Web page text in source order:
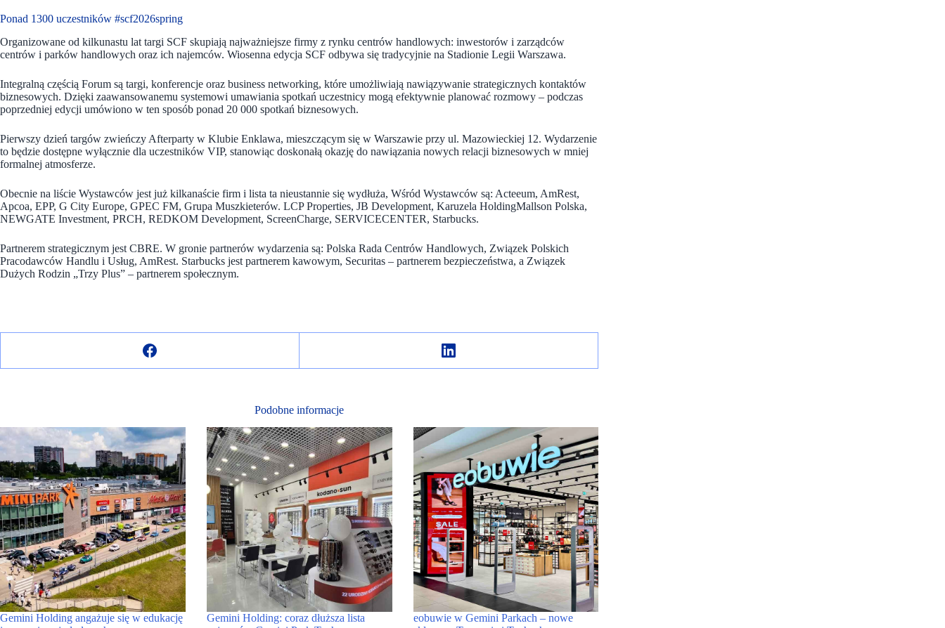
Ponad 1300 uczestników #scf2026spring
Organizowane od kilkunastu lat targi SCF skupiają najważniejsze firmy z rynku centrów handlowych: inwestorów i zarządców
centrów i parków handlowych oraz ich najemców. Wiosenna edycja SCF odbywa się tradycyjnie na Stadionie Legii Warszawa.
Integralną częścią Forum są targi, konferencje oraz business networking, które umożliwiają nawiązywanie strategicznych kontaktów
biznesowych. Dzięki zaawansowanemu systemowi umawiania spotkań uczestnicy mogą efektywnie planować rozmowy – podczas
poprzedniej edycji umówiono w ten sposób ponad 20 000 spotkań biznesowych.
Pierwszy dzień targów zwieńczy Afterparty w Klubie Enklawa, mieszczącym się w Warszawie przy ul. Mazowieckiej 12. Wydarzenie
to będzie dostępne wyłącznie dla uczestników VIP, stanowiąc doskonałą okazję do nawiązania nowych relacji biznesowych w mniej
formalnej atmosferze.
Obecnie na liście Wystawców jest już kilkanaście firm i lista ta nieustannie się wydłuża, Wśród Wystawców są: Acteeum, AmRest,
Apcoa, EPP, G City Europe, GPEC FM, Grupa Muszkieterów. LCP Properties, JB Development, Karuzela HoldingMallson Polska,
NEWGATE Investment, PRCH, REDKOM Development, ScreenCharge, SERVICECENTER, Starbucks.
Partnerem strategicznym jest CBRE. W gronie partnerów wydarzenia są: Polska Rada Centrów Handlowych, Związek Polskich
Pracodawców Handlu i Usług, AmRest. Starbucks jest partnerem kawowym, Securitas – partnerem bezpieczeństwa, a Związek
Dużych Rodzin „Trzy Plus” – partnerem społecznym.
Podobne informacje
Gemini Holding angażuje się w edukację
Gemini Holding: coraz dłuższa lista
eobuwie w Gemini Parkach – nowe